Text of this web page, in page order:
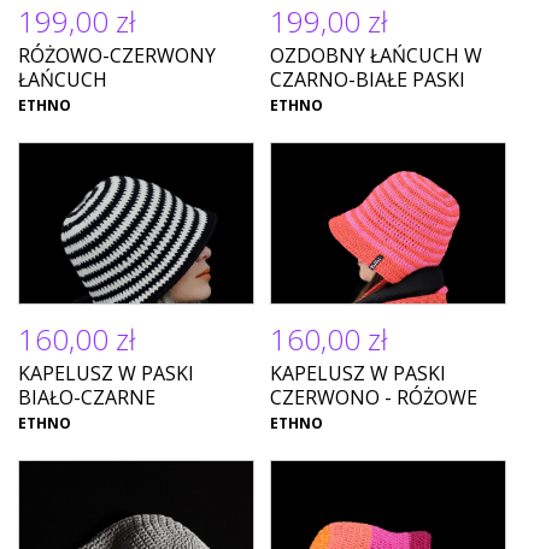
199,00 zł
RÓŻOWO-CZERWONY
ŁAŃCUCH
ETHNO
199,00 zł
OZDOBNY ŁAŃCUCH W
CZARNO-BIAŁE PASKI
ETHNO
160,00 zł
KAPELUSZ W PASKI
BIAŁO-CZARNE
ETHNO
160,00 zł
KAPELUSZ W PASKI
CZERWONO - RÓŻOWE
ETHNO